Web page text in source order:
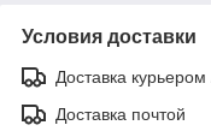
Условия доставки
Доставка
Доставка почтой